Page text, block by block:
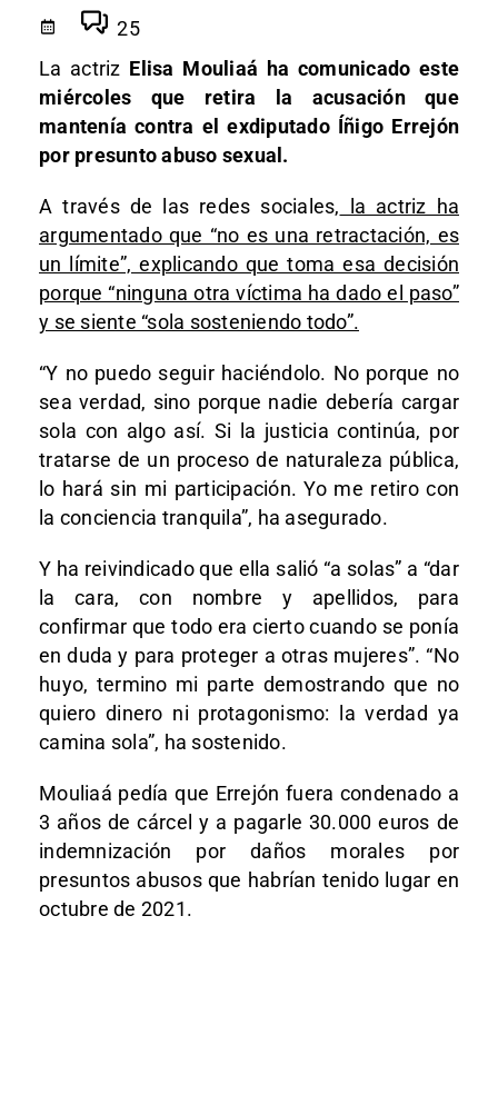
25
La actriz Elisa Mouliaá ha comunicado este
miércoles que retira la acusación que
mantenía contra el exdiputado Íñigo Errejón
por presunto abuso sexual.
A través de las redes sociales, la actriz ha
argumentado que “no es una retractación, es
un límite”, explicando que toma esa decisión
porque “ninguna otra víctima ha dado el paso”
y se siente “sola sosteniendo todo”.
“Y no puedo seguir haciéndolo. No porque no
sea verdad, sino porque nadie debería cargar
sola con algo así. Si la justicia continúa, por
tratarse de un proceso de naturaleza pública,
lo hará sin mi participación. Yo me retiro con
la conciencia tranquila”, ha asegurado.
Y ha reivindicado que ella salió “a solas” a “dar
la cara, con nombre y apellidos, para
confirmar que todo era cierto cuando se ponía
en duda y para proteger a otras mujeres”. “No
huyo, termino mi parte demostrando que no
quiero dinero ni protagonismo: la verdad ya
camina sola”, ha sostenido.
Mouliaá pedía que Errejón fuera condenado a
3 años de cárcel y a pagarle 30.000 euros de
indemnización por daños morales por
presuntos abusos que habrían tenido lugar en
octubre de 2021.